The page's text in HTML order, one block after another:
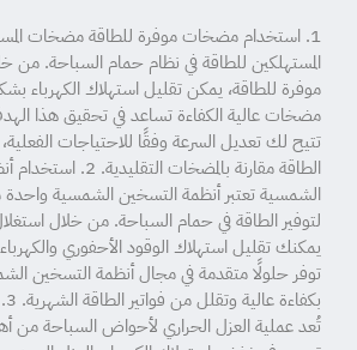
1. استخدام مضخات موفرة للطاقة مضخات
المستهلكين للطاقة في نظام حمام السباحة. من
موفرة للطاقة، يمكن تقليل استهلاك الكهرباء
مضخات عالية الكفاءة تساعد في تحقيق هذا
تتيح لك تعديل السرعة وفقًا للاحتياجات
الطاقة مقارنة بالمضخات
الشمسية تعتبر أنظمة التسخين الشمسية
لتوفير الطاقة في حمام السباحة. من خلال
يمكنك تقليل استهلاك الوقود الأحفوري
توفر حلولًا متقدمة في مجال أنظمة التسخين
تُعد عملية العزل الحراري لأحواض السباحة من